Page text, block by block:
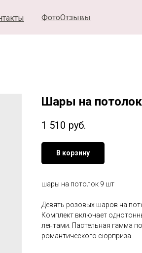
ФотоОтзывы
Шары на
1 510 руб.
В корзину
шары на потолок 9 шт
Девять розовых шаров на
Комплект включает
лентами. Пастельная гамма
романтического сюрприза.